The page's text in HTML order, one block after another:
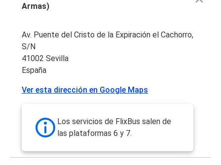
Armas)
Av. Puente del Cristo de la Expiración el Cachorro,
S/N
41002 Sevilla
España
Ver esta dirección en Google Maps
Los servicios de FlixBus salen de
las plataformas 6 y 7.